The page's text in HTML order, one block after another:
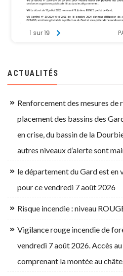
ACTUALITÉS
Renforcement des mesures de
placement des bassins des
en crise, du bassin de la
autres niveaux d’alerte sont
le département du Gard est en
pour ce vendredi 7 août 2026
Risque incendie : niveau
Vigilance rouge incendie de
vendredi 7 août 2026. Accès
comprenant la montée au